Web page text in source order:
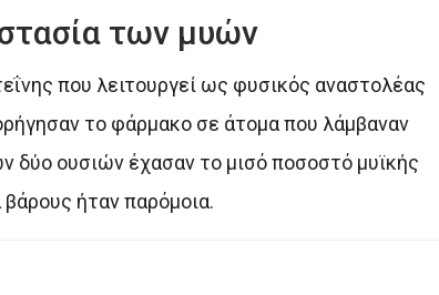
των μυών
που λειτουργεί ως φυσικός αναστολέας
το φάρμακο σε άτομα που λάμβαναν
δύο ουσιών έχασαν το μισό ποσοστό μυϊκής
ήταν παρόμοια.